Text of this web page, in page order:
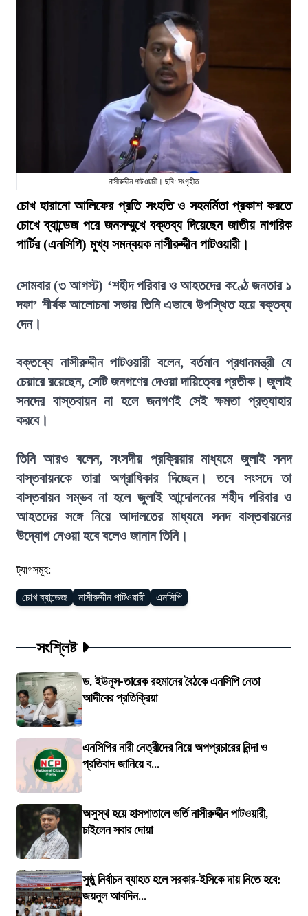
নাসীরুদ্দীন পাটওয়ারী। ছবি: সংগৃহীত
চোখ হারানো আলিফের প্রতি সংহতি ও সহমর্মিতা প্রকাশ করতে
চোখে ব্যান্ডেজ পরে জনসম্মুখে বক্তব্য দিয়েছেন জাতীয় নাগরিক
পার্টির (এনসিপি) মুখ্য সমন্বয়ক নাসীরুদ্দীন পাটওয়ারী।
সোমবার (৩ আগস্ট) ‘শহীদ পরিবার ও আহতদের কণ্ঠে জনতার ১
দফা’ শীর্ষক আলোচনা সভায় তিনি এভাবে উপস্থিত হয়ে বক্তব্য
দেন।
বক্তব্যে নাসীরুদ্দীন পাটওয়ারী বলেন, বর্তমান প্রধানমন্ত্রী যে
চেয়ারে রয়েছেন, সেটি জনগণের দেওয়া দায়িত্বের প্রতীক। জুলাই
সনদের বাস্তবায়ন না হলে জনগণই সেই ক্ষমতা প্রত্যাহার
করবে।
তিনি আরও বলেন, সংসদীয় প্রক্রিয়ার মাধ্যমে জুলাই সনদ
বাস্তবায়নকে তারা অগ্রাধিকার দিচ্ছেন। তবে সংসদে তা
বাস্তবায়ন সম্ভব না হলে জুলাই আন্দোলনের শহীদ পরিবার ও
আহতদের সঙ্গে নিয়ে আদালতের মাধ্যমে সনদ বাস্তবায়নের
উদ্যোগ নেওয়া হবে বলেও জানান তিনি।
ট্যাগসমূহ:
চোখ ব্যান্ডেজ নাসীরুদ্দীন পাটওয়ারী এনসিপি
সংশ্লিষ্ট
ড. ইউনূস-তারেক রহমানের বৈঠকে এনসিপি নেতা
আদীবের প্রতিক্রিয়া
এনসিপির নারী নেত্রীদের নিয়ে অপপ্রচারের নিন্দা ও
প্রতিবাদ জানিয়ে ব...
অসুস্থ হয়ে হাসপাতালে ভর্তি নাসীরুদ্দীন পাটওয়ারী,
চাইলেন সবার দোয়া
সুষ্ঠু নির্বাচন ব্যাহত হলে সরকার-ইসিকে দায় নিতে হবে:
জয়নুল আবদিন...